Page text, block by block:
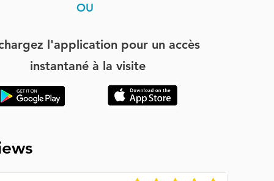
OU
l'application pour un accès
instantané à la visite